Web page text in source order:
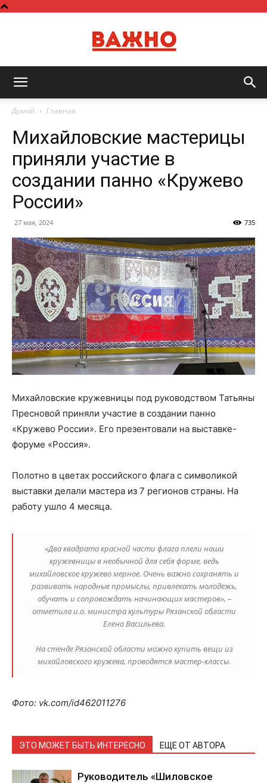
Домой Главная
Михайловские мастерицы
приняли участие в
создании панно «Кружево
России»
27 мая, 2024 735
Михайловские кружевницы под руководством Татьяны
Пресновой приняли участие в создании панно
«Кружево России». Его презентовали на выставке-
форуме «Россия».
Полотно в цветах российского флага с символикой
выставки делали мастера из 7 регионов страны. На
работу ушло 4 месяца.
«Два квадрата красной части флага плели наши
кружевницы в необычной для себя форме, ведь
михайловское кружево мерное. Очень важно сохранять и
развивать народные промыслы, привлекать молодежь,
обучать и сопровождать начинающих мастеров», –
отметила и.о. министра культуры Рязанской области
Елена Васильева.
На стенде Рязанской области можно купить вещи из
михайловского кружева, проводятся мастер-классы.
Фото: vk.com/id462011276
ЭТО МОЖЕТ БЫТЬ ИНТЕРЕСНО ЕЩЕ ОТ АВТОРА
Руководитель «Шиловское